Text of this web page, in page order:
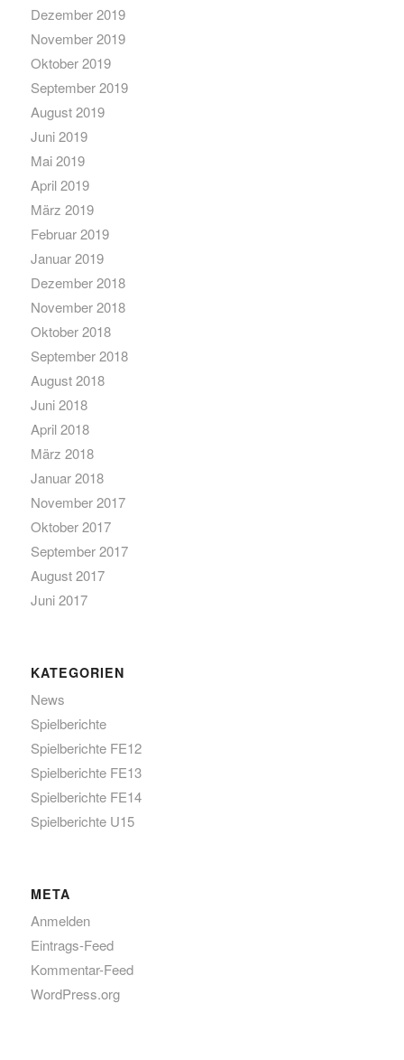
Dezember 2019
November 2019
Oktober 2019
September 2019
August 2019
Juni 2019
Mai 2019
April 2019
März 2019
Februar 2019
Januar 2019
Dezember 2018
November 2018
Oktober 2018
September 2018
August 2018
Juni 2018
April 2018
März 2018
Januar 2018
November 2017
Oktober 2017
September 2017
August 2017
Juni 2017
KATEGORIEN
News
Spielberichte
Spielberichte FE12
Spielberichte FE13
Spielberichte FE14
Spielberichte U15
META
Anmelden
Eintrags-Feed
Kommentar-Feed
WordPress.org